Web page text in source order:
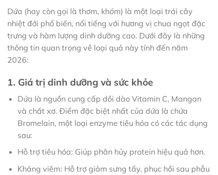
Dứa (hay còn gọi là thơm, khóm) là một loại trái cây
nhiệt đới phổ biến, nổi tiếng với hương vị chua ngọt đặc
trưng và hàm lượng dinh dưỡng cao. Dưới đây là những
thông tin quan trọng về loại quả này tính đến năm
2026:
1. Giá trị dinh dưỡng và sức khỏe
Dứa là nguồn cung cấp dồi dào Vitamin C, Mangan
và chất xơ. Điểm đặc biệt nhất của dứa là chứa
Bromelain, một loại enzyme tiêu hóa có các tác dụng
sau:
Hỗ trợ tiêu hóa: Giúp phân hủy protein hiệu quả hơn.
Kháng viêm: Hỗ trợ giảm sưng tấy, phục hồi sau phẫu